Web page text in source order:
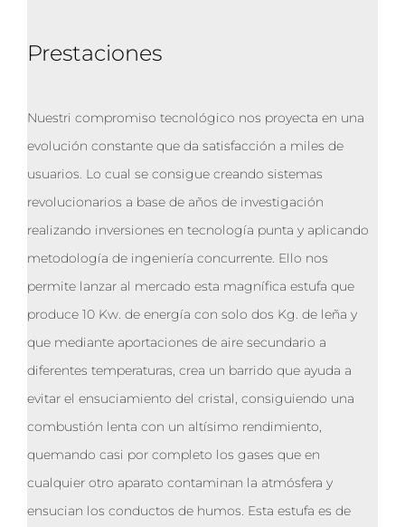
Prestaciones
Nuestri compromiso tecnológico nos proyecta en una
evolución constante que da satisfacción a miles de
usuarios. Lo cual se consigue creando sistemas
revolucionarios a base de años de investigación
realizando inversiones en tecnología punta y aplicando
metodología de ingeniería concurrente. Ello nos
permite lanzar al mercado esta magnífica estufa que
produce 10 Kw. de energía con solo dos Kg. de leña y
que mediante aportaciones de aire secundario a
diferentes temperaturas, crea un barrido que ayuda a
evitar el ensuciamiento del cristal, consiguiendo una
combustión lenta con un altísimo rendimiento,
quemando casi por completo los gases que en
cualquier otro aparato contaminan la atmósfera y
ensucian los conductos de humos. Esta estufa es de